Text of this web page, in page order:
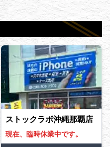
ストックラボ沖縄那覇店
現在、臨時休業中です。